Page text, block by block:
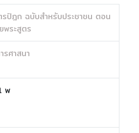
รปิฎก ฉบับสำหรับประชาชน ตอน
พระสูตร
รศาสนา
พ